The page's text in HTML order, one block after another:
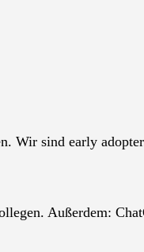
Wir sind early
Außerdem: